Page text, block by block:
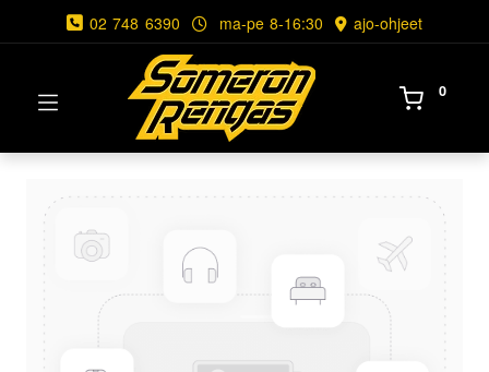
02 748 6390 ma-pe 8-16:30 ajo-ohjeet
0